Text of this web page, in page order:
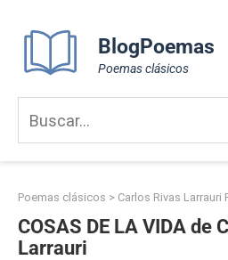
content
BlogPoemas
Poemas clásicos
Poemas clásicos > Carlos Rivas Larrauri
COSAS DE LA VIDA de
Larrauri